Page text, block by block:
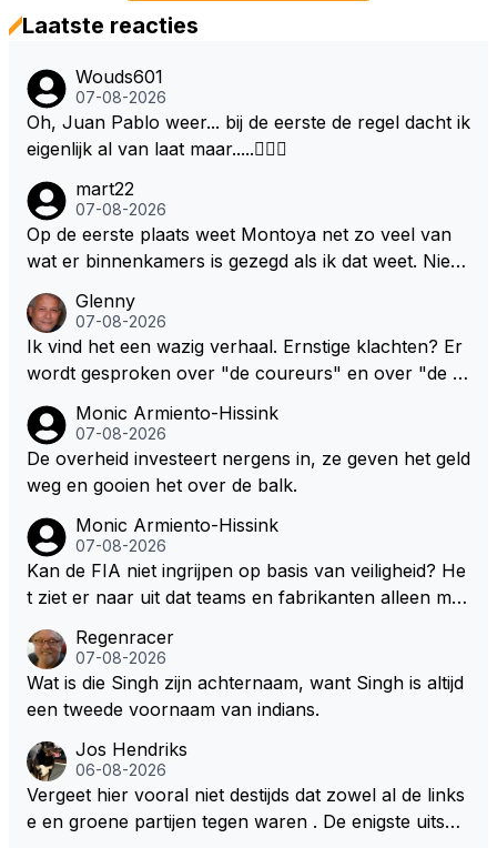
Laatste reacties
Wouds601
07-08-2026
Oh, Juan Pablo weer... bij de eerste de regel dacht ik
eigenlijk al van laat maar.....🤦🏻‍♂️
mart22
07-08-2026
Op de eerste plaats weet Montoya net zo veel van
wat er binnenkamers is gezegd als ik dat weet. Niets
e!" is gewoon uit zijn dikke duim gezogen. Daarnaast
heb ik Max en co nooit iets anders horen zeggen da
n "we hebben een contract tot en met 2028" Ik sna
dat maakt sponsorcontracten een stuk makkelijker
maar ik snap nog beter dat Max voor zichzelf geen
enkele deur wil dichtgooien, zeker niet met deze "tr
ut" auto's. Als laatste denk ik dat Max donders goed
weet hoe bij andere teams de hazen lopen en wat hij
nu heeft bij Red Bull. Dat het gras niet overal even g
roen is hoef je hem niet te vertellen.
Glenny
07-08-2026
Ik vind het een wazig verhaal. Ernstige klachten? Er
wordt gesproken over "de coureurs" en over "de te
aakt hoe deze standpunten c.q. opvattingen zijn ver
deeld. Ik bedoel, hoeveel coureurs, 2, 8 of meer? E
n hoeveel en welke teams? De coureurs hebben er
deel. Oh ja, welke? Het enige dat concreet is, is de m
edewerking van Pirelli. In mijn ogen wordt het daard
oor lastig om de juiste context te bepalen. Maar welli
Monic Armiento-Hissink
07-08-2026
De overheid investeert nergens in, ze geven het geld
weg en gooien het over de balk.
Monic Armiento-Hissink
07-08-2026
Kan de FIA niet ingrijpen op basis van veiligheid? He
t ziet er naar uit dat teams en fabrikanten alleen ma
hun coureurs op de laatste plaats komt. Eigenlijk he
bben coureurs maar weinig te vertellen over hun ve
iligheid, er wordt toch niet naar ze geluisterd.
Regenracer
07-08-2026
Wat is die Singh zijn achternaam, want Singh is altijd
een tweede voornaam van indians.
Jos Hendriks
06-08-2026
Vergeet hier vooral niet destijds dat zowel al de links
e en groene partijen tegen waren . De enigste uitspr